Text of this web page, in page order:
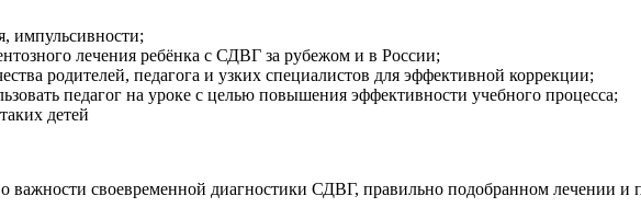
импульсивности;
лечения ребёнка с СДВГ за рубежом и в России;
родителей, педагога и узких специалистов для эффективной коррекции;
педагог на уроке с целью повышения эффективности учебного процесса;
детей
важности своевременной диагностики СДВГ, правильно подобранном лечении